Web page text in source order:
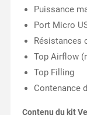
Puissance
Port Micro
Résistances
Top Airflow
Top Filling
Contenance
Contenu du kit